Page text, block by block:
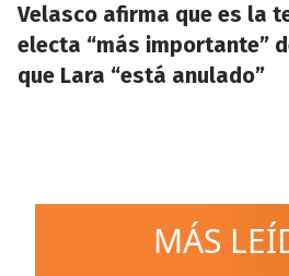
Velasco afirma que es la
electa “más importante”
que Lara “está anulado”
MÁS